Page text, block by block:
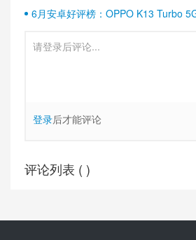
6月安卓好评榜：OPPO K13 Turbo
登录后才能评论
评论列表 ( )